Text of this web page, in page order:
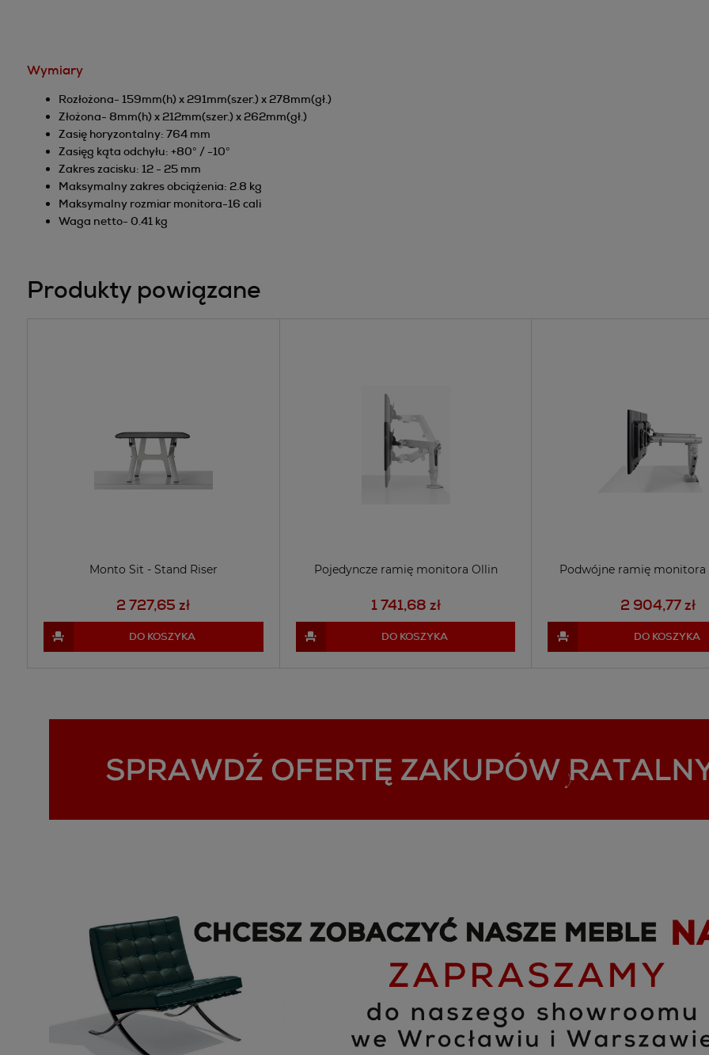
Wymiary
Rozłożona- 159mm(h) x 291mm(szer.) x 278mm(gł.)
Złożona- 8mm(h) x 212mm(szer.) x 262mm(gł.)
Zasię horyzontalny: 764 mm
Zasięg kąta odchyłu: +80° / -10°
Zakres zacisku: 12 - 25 mm
Maksymalny zakres obciążenia: 2.8 kg
Maksymalny rozmiar monitora-16 cali
Waga netto- 0.41 kg
Produkty powiązane
Monto Sit - Stand Riser
2 727,65 zł
DO KOSZYKA
Pojedyncze ramię monitora Ollin
1 741,68 zł
DO KOSZYKA
Podwójne ramię monitora
2 904,77 zł
DO KOSZYKA